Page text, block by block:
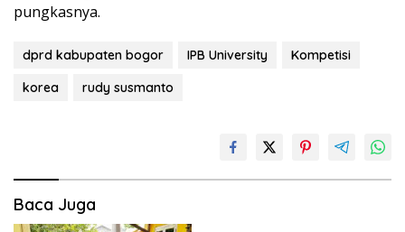
pungkasnya.
dprd kabupaten bogor IPB University
Kompetisi
korea
rudy susmanto
Baca Juga